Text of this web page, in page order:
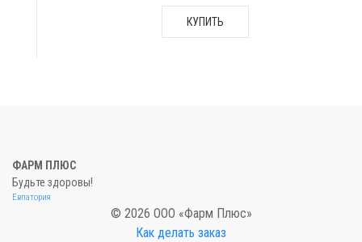
КУПИТЬ
ФАРМ ПЛЮС
Будьте здоровы!
Евпатория
© 2026 ООО «Фарм Плюс»
Как делать заказ